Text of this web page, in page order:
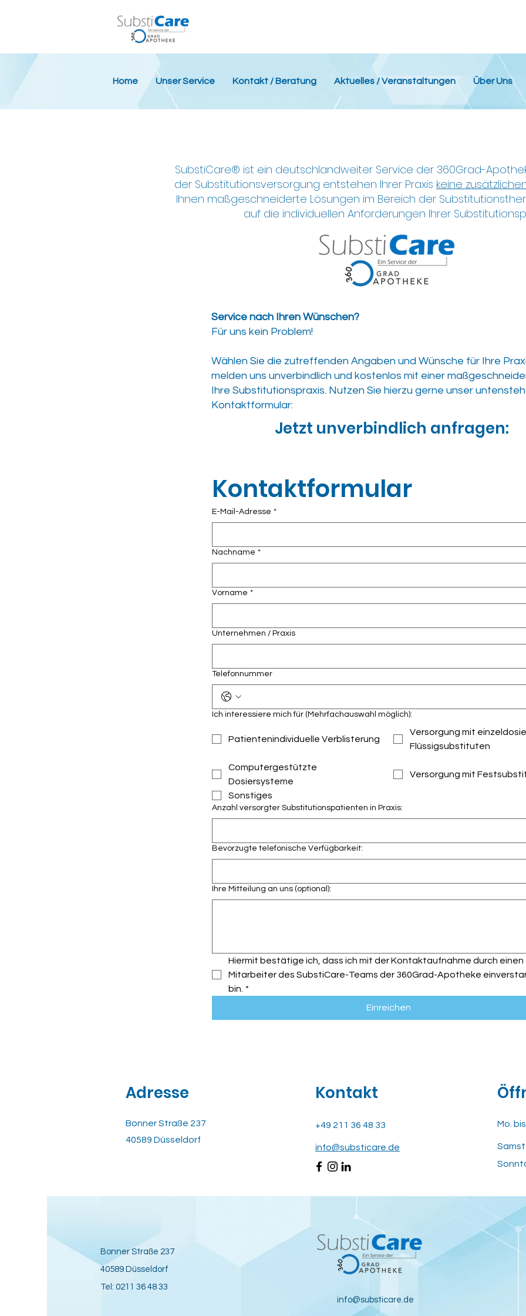
Home Unser Service Kontakt / Beratung Aktuelles / Veranstaltungen Über Uns
SubstiCare® ist ein deutschlandweiter Service der 360Grad-
der Substitutionsversorgung entstehen Ihrer Praxis keine
Ihnen maßgeschneiderte Lösungen im Bereich der
auf die individuellen Anforderungen Ihrer
Service nach Ihren Wünschen?​
Für uns kein Problem!
Wählen Sie die zutreffenden Angaben und Wünsche für Ihre
melden uns unverbindlich und kostenlos mit einer
Ihre Substitutionspraxis. Nutzen Sie hierzu gerne unser
Kontaktformular:
Jetzt unverbindlich anfragen:
Kontaktformular
E-Mail-Adresse *
Nachname *
Vorname *
Unternehmen / Praxis
Telefonnummer
Ich interessiere mich für (Mehrfachauswahl möglich):
Patientenindividuelle Verblisterung
Versorgung mit
Flüssigsubstituten
Computergestützte
Dosiersysteme
Versorgung mit
Sonstiges
Anzahl versorgter Substitutionspatienten in Praxis:
Bevorzugte telefonische Verfügbarkeit:
Ihre Mitteilung an uns (optional):
Hiermit bestätige ich, dass ich mit der Kontaktaufnahme durch einen
Mitarbeiter des SubstiCare-Teams der 360Grad-Apotheke
bin. *
Einreichen
Adresse
Bonner Straße 237
40589 Düsseldorf
Kontakt
+49 211 36 48 33
​info@substicare.de
Mo.
BonnerStraße 237
40589 Düsseldorf
Tel: 0211 36 48 33
info@substicare.de